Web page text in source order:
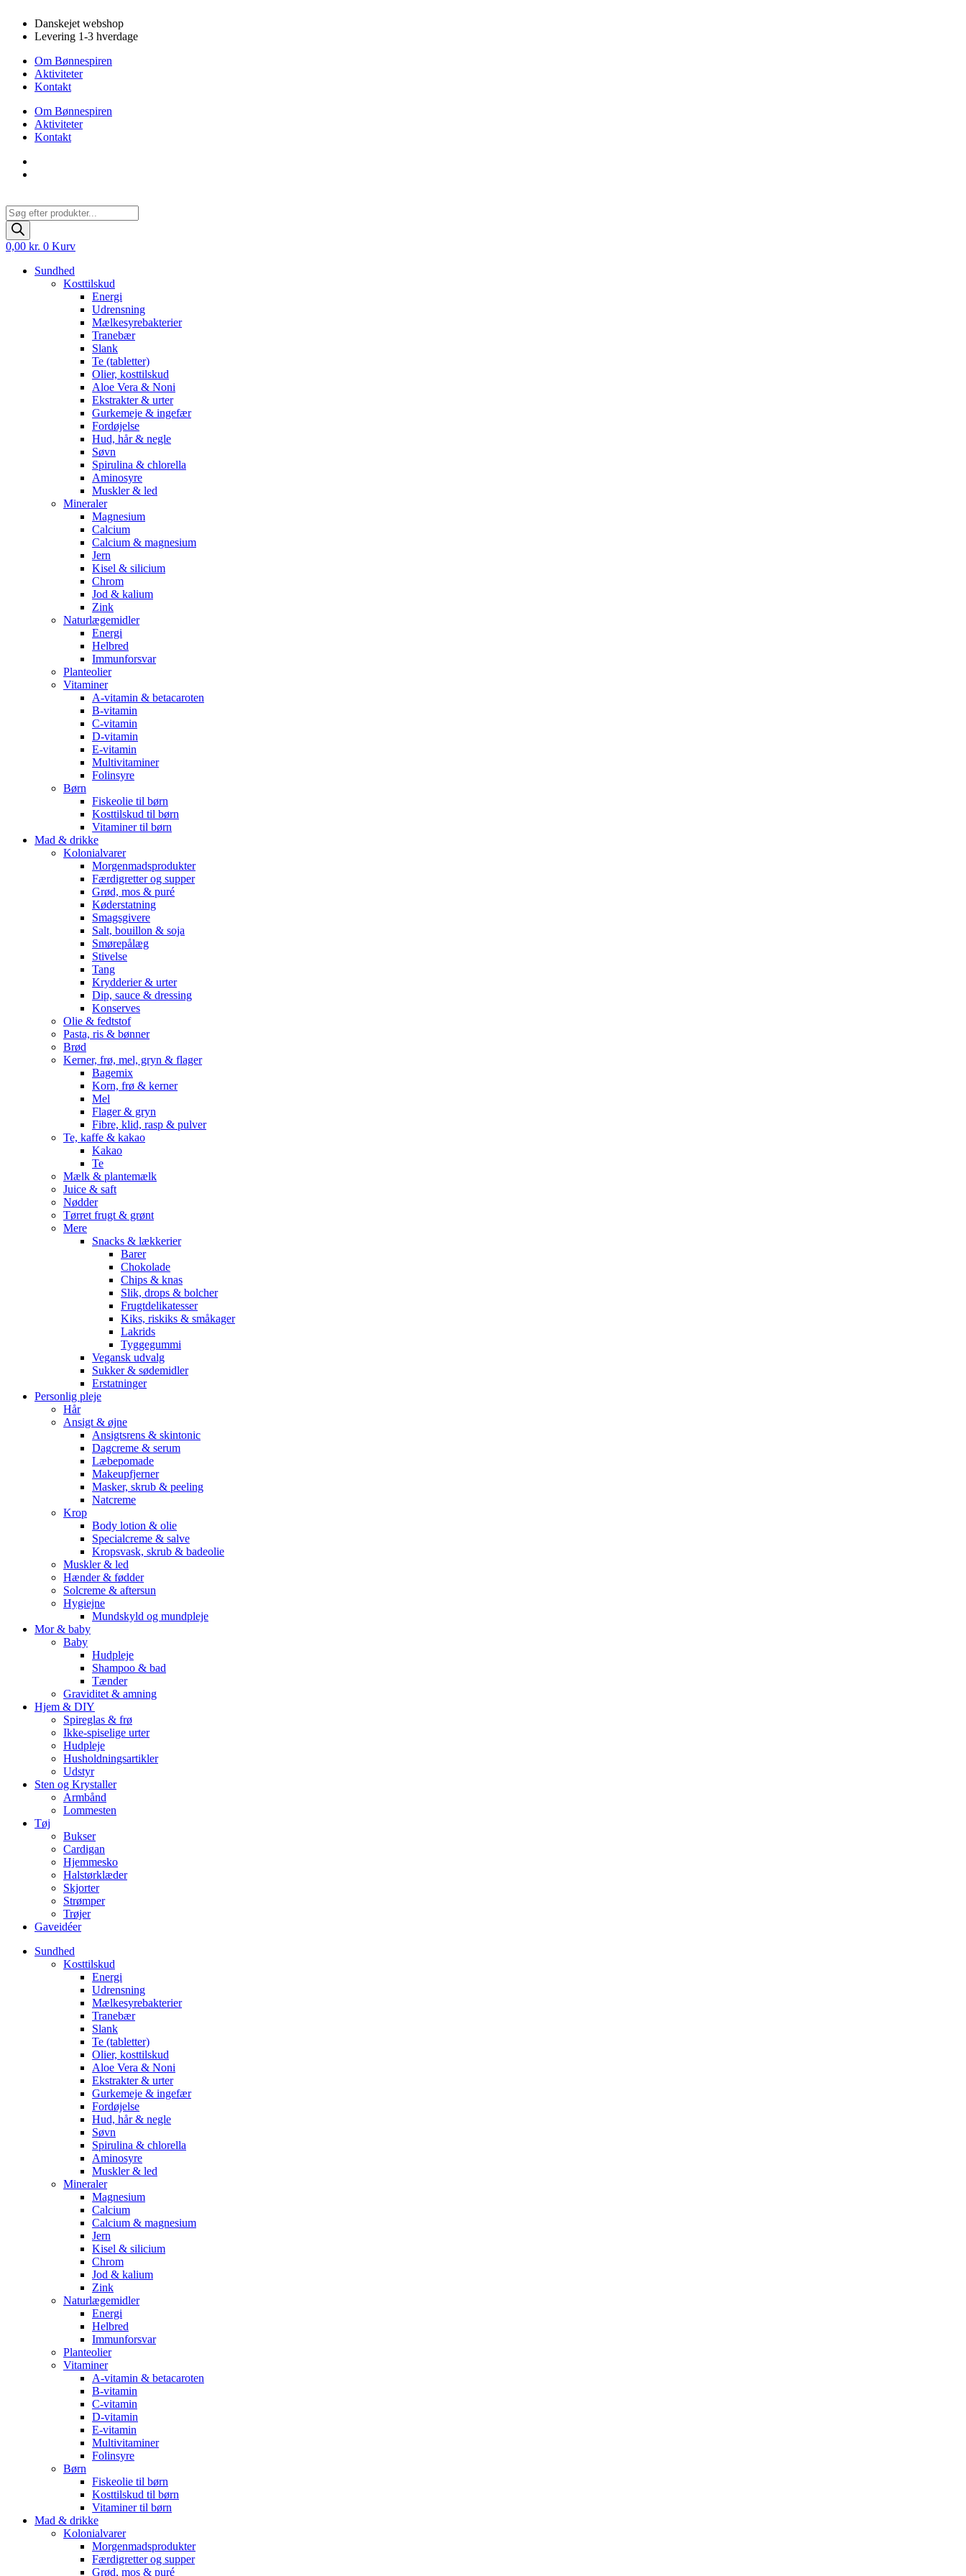
indhold
Danskejet webshop
Levering 1-3 hverdage
Om Bønnespiren
Aktiviteter
Kontakt
Om Bønnespiren
Aktiviteter
Kontakt
Products
search
0,00 kr. 0 Kurv
Sundhed
Kosttilskud
Energi
Udrensning
Mælkesyrebakterier
Tranebær
Slank
Te (tabletter)
Olier, kosttilskud
Aloe Vera & Noni
Ekstrakter & urter
Gurkemeje & ingefær
Fordøjelse
Hud, hår & negle
Søvn
Spirulina & chlorella
Aminosyre
Muskler & led
Mineraler
Magnesium
Calcium
Calcium & magnesium
Jern
Kisel & silicium
Chrom
Jod & kalium
Zink
Naturlægemidler
Energi
Helbred
Immunforsvar
Planteolier
Vitaminer
A-vitamin & betacaroten
B-vitamin
C-vitamin
D-vitamin
E-vitamin
Multivitaminer
Folinsyre
Børn
Fiskeolie til børn
Kosttilskud til børn
Vitaminer til børn
Mad & drikke
Kolonialvarer
Morgenmadsprodukter
Færdigretter og supper
Grød, mos & puré
Køderstatning
Smagsgivere
Salt, bouillon & soja
Smørepålæg
Stivelse
Tang
Krydderier & urter
Dip, sauce & dressing
Konserves
Olie & fedtstof
Pasta, ris & bønner
Brød
Kerner, frø, mel, gryn & flager
Bagemix
Korn, frø & kerner
Mel
Flager & gryn
Fibre, klid, rasp & pulver
Te, kaffe & kakao
Kakao
Te
Mælk & plantemælk
Juice & saft
Nødder
Tørret frugt & grønt
Mere
Snacks & lækkerier
Barer
Chokolade
Chips & knas
Slik, drops & bolcher
Frugtdelikatesser
Kiks, riskiks & småkager
Lakrids
Tyggegummi
Vegansk udvalg
Sukker & sødemidler
Erstatninger
Personlig pleje
Hår
Ansigt & øjne
Ansigtsrens & skintonic
Dagcreme & serum
Læbepomade
Makeupfjerner
Masker, skrub & peeling
Natcreme
Krop
Body lotion & olie
Specialcreme & salve
Kropsvask, skrub & badeolie
Muskler & led
Hænder & fødder
Solcreme & aftersun
Hygiejne
Mundskyld og mundpleje
Mor & baby
Baby
Hudpleje
Shampoo & bad
Tænder
Graviditet & amning
Hjem & DIY
Spireglas & frø
Ikke-spiselige urter
Hudpleje
Husholdningsartikler
Udstyr
Sten og Krystaller
Armbånd
Lommesten
Tøj
Bukser
Cardigan
Hjemmesko
Halstørklæder
Skjorter
Strømper
Trøjer
Gaveidéer
Sundhed
Kosttilskud
Energi
Udrensning
Mælkesyrebakterier
Tranebær
Slank
Te (tabletter)
Olier, kosttilskud
Aloe Vera & Noni
Ekstrakter & urter
Gurkemeje & ingefær
Fordøjelse
Hud, hår & negle
Søvn
Spirulina & chlorella
Aminosyre
Muskler & led
Mineraler
Magnesium
Calcium
Calcium & magnesium
Jern
Kisel & silicium
Chrom
Jod & kalium
Zink
Naturlægemidler
Energi
Helbred
Immunforsvar
Planteolier
Vitaminer
A-vitamin & betacaroten
B-vitamin
C-vitamin
D-vitamin
E-vitamin
Multivitaminer
Folinsyre
Børn
Fiskeolie til børn
Kosttilskud til børn
Vitaminer til børn
Mad & drikke
Kolonialvarer
Morgenmadsprodukter
Færdigretter og supper
Grød, mos & puré